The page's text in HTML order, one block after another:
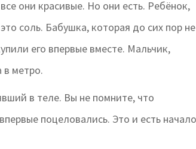
они красивые. Но они есть. Ребёнок,
соль. Бабушка, которая до сих пор не
его впервые вместе. Мальчик,
в метро.
в теле. Вы не помните, что
поцеловались. Это и есть начало